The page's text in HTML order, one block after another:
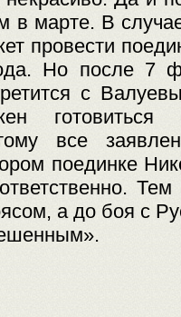
в марте. В
провести
Но после 7
с
все
поединке
а до боя с